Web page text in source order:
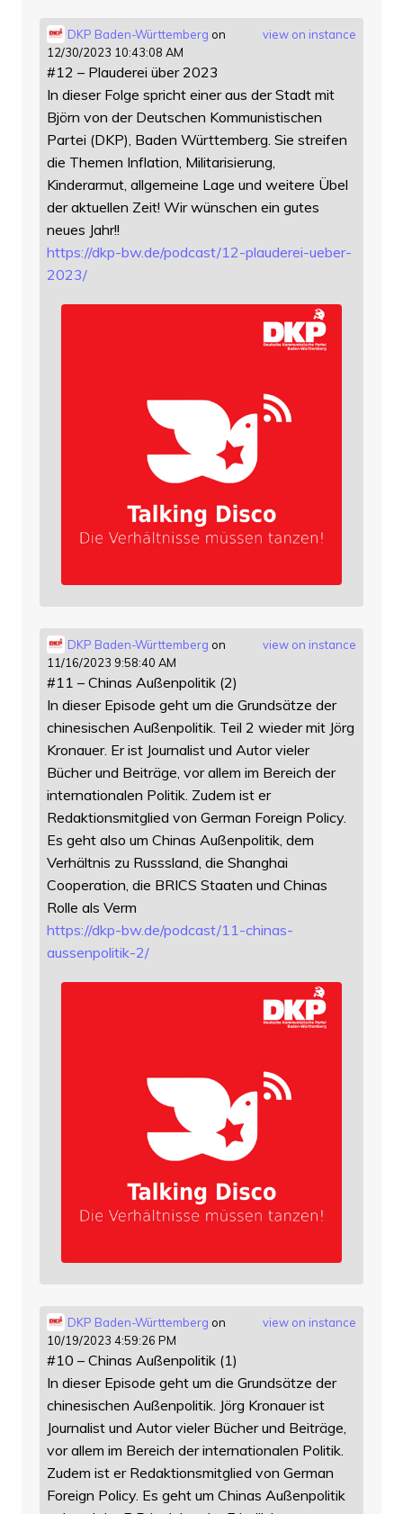
view on instance
DKP Baden-Württemberg on
12/30/2023 10:43:08 AM
#12 – Plauderei über 2023
In dieser Folge spricht einer aus der Stadt mit
Björn von der Deutschen Kommunistischen
Partei (DKP), Baden Württemberg. Sie streifen
die Themen Inflation, Militarisierung,
Kinderarmut, allgemeine Lage und weitere Übel
der aktuellen Zeit! Wir wünschen ein gutes
neues Jahr!!
https://dkp-bw.de/podcast/12-plauderei-ueber-
2023/
view on instance
DKP Baden-Württemberg on
11/16/2023 9:58:40 AM
#11 – Chinas Außenpolitik (2)
In dieser Episode geht um die Grundsätze der
chinesischen Außenpolitik. Teil 2 wieder mit Jörg
Kronauer. Er ist Journalist und Autor vieler
Bücher und Beiträge, vor allem im Bereich der
internationalen Politik. Zudem ist er
Redaktionsmitglied von German Foreign Policy.
Es geht also um Chinas Außenpolitik, dem
Verhältnis zu Russsland, die Shanghai
Cooperation, die BRICS Staaten und Chinas
Rolle als Verm
https://dkp-bw.de/podcast/11-chinas-
aussenpolitik-2/
view on instance
DKP Baden-Württemberg on
10/19/2023 4:59:26 PM
#10 – Chinas Außenpolitik (1)
In dieser Episode geht um die Grundsätze der
chinesischen Außenpolitik. Jörg Kronauer ist
Journalist und Autor vieler Bücher und Beiträge,
vor allem im Bereich der internationalen Politik.
Zudem ist er Redaktionsmitglied von German
Foreign Policy. Es geht um Chinas Außenpolitik